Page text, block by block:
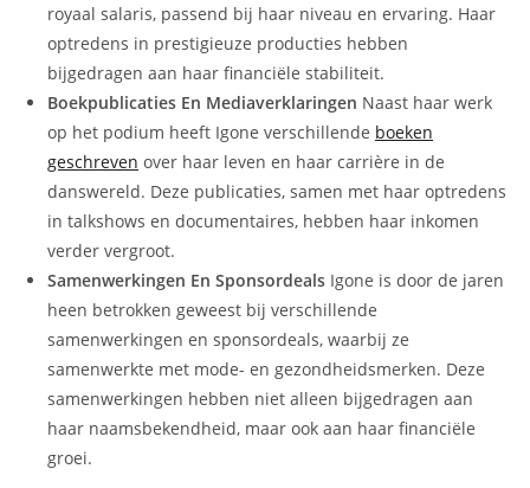
royaal salaris, passend bij haar niveau en ervaring. Haar
optredens in prestigieuze producties hebben
bijgedragen aan haar financiële stabiliteit.
Boekpublicaties En Mediaverklaringen Naast haar werk
op het podium heeft Igone verschillende boeken
geschreven over haar leven en haar carrière in de
danswereld. Deze publicaties, samen met haar optredens
in talkshows en documentaires, hebben haar inkomen
verder vergroot.
Samenwerkingen En Sponsordeals Igone is door de jaren
heen betrokken geweest bij verschillende
samenwerkingen en sponsordeals, waarbij ze
samenwerkte met mode- en gezondheidsmerken. Deze
samenwerkingen hebben niet alleen bijgedragen aan
haar naamsbekendheid, maar ook aan haar financiële
groei.